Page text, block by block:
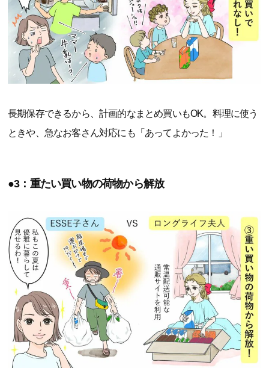
長期保存できるから、計画的なまとめ買いもOK。料理に使う
ときや、急なお客さん対応にも「あってよかった！」
●3：重たい買い物の荷物から解放